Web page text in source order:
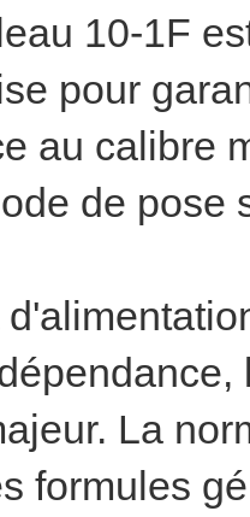
10-1F
pour
au calibre
de pose
La
formules